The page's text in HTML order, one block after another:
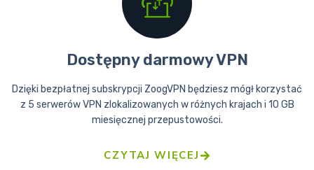
Dostępny darmowy VPN
Dzięki bezpłatnej subskrypcji ZoogVPN będziesz mógł korzystać
z 5 serwerów VPN zlokalizowanych w różnych krajach i 10 GB
miesięcznej przepustowości.
CZYTAJ WIĘCEJ